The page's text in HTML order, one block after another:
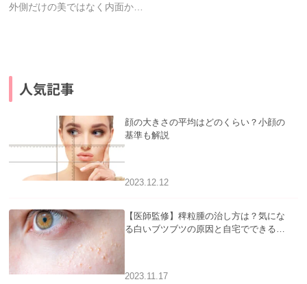
外側だけの美ではなく内面か…
人気記事
顔の大きさの平均はどのくらい？小顔の
基準も解説
2023.12.12
【医師監修】稗粒腫の治し方は？気にな
る白いブツブツの原因と自宅でできるケ
2023.11.17